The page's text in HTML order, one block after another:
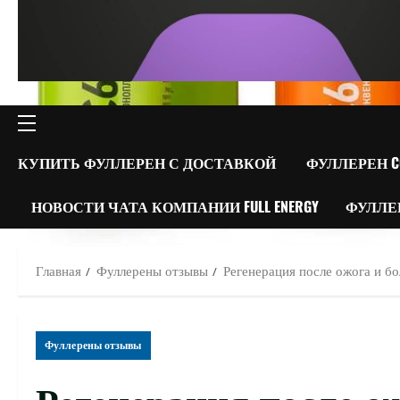
ОСНОВНОЕ
МЕНЮ
КУПИТЬ ФУЛЛЕРЕН С ДОСТАВКОЙ ФУЛЛЕРЕН
НОВОСТИ ЧАТА КОМПАНИИ FULL ENERGY
Главная Фуллерены отзывы Регенерация после ожога и
Фуллерены отзывы